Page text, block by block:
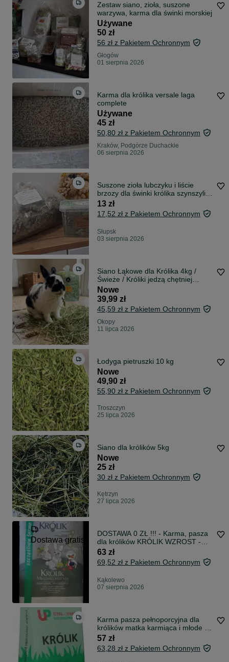
Zestaw siano, zioła, suszone
warzywa, karma dla świnki morskiej
Używane
50 zł
56 zł z Pakietem Ochronnym
Głogów
01 sierpnia 2026
Karma dla królika versale laga
complete
Używane
45 zł
50,80 zł z Pakietem Ochronnym
Kraków, Podgórze Duchackie
06 sierpnia 2026
Suszone zioła lubczyku i liście
brzozy dla świnki królika szynszyli
duże kawałki
13 zł
17,52 zł z Pakietem Ochronnym
Słupsk
03 sierpnia 2026
Siano Łąkowe dla Królika 4kg /
Świeże / Króliki jedzą chętniej
/Zbiór 2026 Folwark Okopy
Nowe
39,99 zł
45,59 zł z Pakietem Ochronnym
Okopy
11 lipca 2026
Łodyga pietruszki 10 kg
Nowe
49,90 zł
55,90 zł z Pakietem Ochronnym
Troszczyn
25 lipca 2026
Siano dla królików 5kg
Nowe
25 zł
30 zł z Pakietem Ochronnym
Kętrzyn
27 lipca 2026
Dostawa gratis
DOSTAWA 0 ZŁ !!! - Karma, pasza
dla królików KRÓLIK WZROST -
EKOPLON, 25kg
63 zł
69,52 zł z Pakietem Ochronnym
Kąkolewo
07 sierpnia 2026
Karma pasza pełnoporcyjna dla
królików matka karmiąca i młode 25
kg
57 zł
63,28 zł z Pakietem Ochronnym